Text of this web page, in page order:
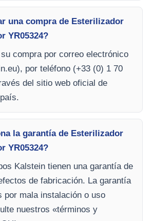
una compra de Esterilizador
YR05324?
compra por correo electrónico
), por teléfono (+33 (0) 1 70
del sitio web oficial de
la garantía de Esterilizador
YR05324?
Kalstein tienen una garantía de
de fabricación. La garantía
por mala instalación o uso
nuestros «términos y